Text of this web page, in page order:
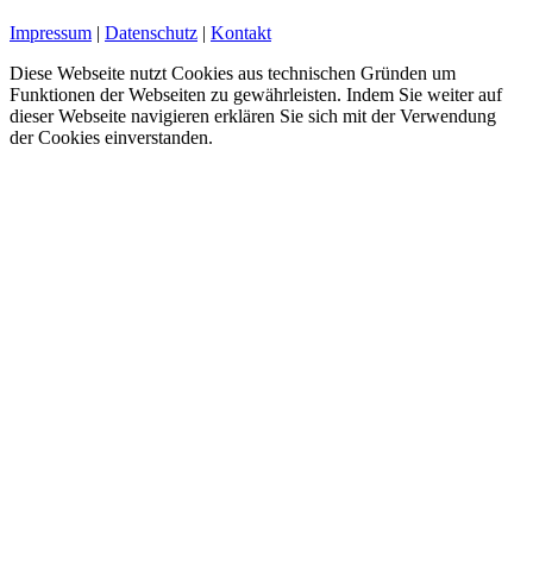
Impressum | Datenschutz | Kontakt
Diese Webseite nutzt Cookies aus technischen Gründen um
Funktionen der Webseiten zu gewährleisten. Indem Sie weiter auf
dieser Webseite navigieren erklären Sie sich mit der Verwendung
der Cookies einverstanden.